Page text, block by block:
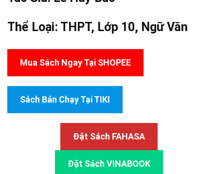
Thể Loại: THPT, Lớp 10, Ngữ Văn
Mua Sách Ngay Tại SHOPEE
Sách Bán Chạy Tại TIKI
Đặt Sách FAHASA
Đặt Sách VINABOOK